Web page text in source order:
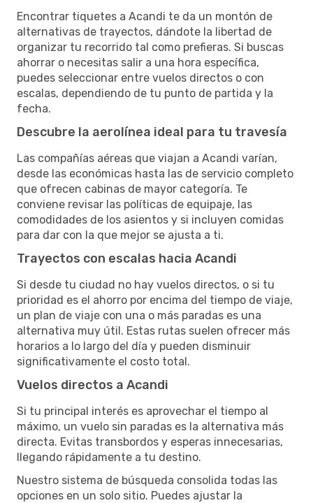
Encontrar tiquetes a Acandi te da un montón de
alternativas de trayectos, dándote la libertad de
organizar tu recorrido tal como prefieras. Si buscas
ahorrar o necesitas salir a una hora específica,
puedes seleccionar entre vuelos directos o con
escalas, dependiendo de tu punto de partida y la
fecha.
Descubre la aerolínea ideal para tu travesía
Las compañías aéreas que viajan a Acandi varían,
desde las económicas hasta las de servicio completo
que ofrecen cabinas de mayor categoría. Te
conviene revisar las políticas de equipaje, las
comodidades de los asientos y si incluyen comidas
para dar con la que mejor se ajusta a ti.
Trayectos con escalas hacia Acandi
Si desde tu ciudad no hay vuelos directos, o si tu
prioridad es el ahorro por encima del tiempo de viaje,
un plan de viaje con una o más paradas es una
alternativa muy útil. Estas rutas suelen ofrecer más
horarios a lo largo del día y pueden disminuir
significativamente el costo total.
Vuelos directos a Acandi
Si tu principal interés es aprovechar el tiempo al
máximo, un vuelo sin paradas es la alternativa más
directa. Evitas transbordos y esperas innecesarias,
llegando rápidamente a tu destino.
Nuestro sistema de búsqueda consolida todas las
opciones en un solo sitio. Puedes ajustar la